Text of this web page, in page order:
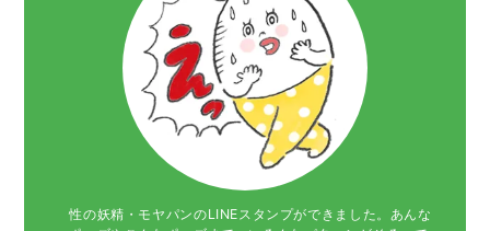
性の妖精・モヤパンのLINEスタンプができました。あんな